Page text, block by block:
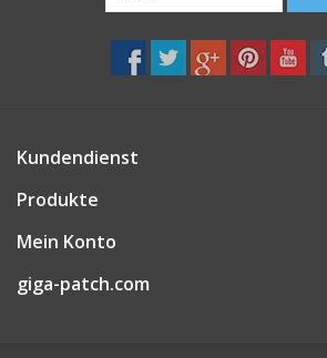
Kundendienst
Produkte
Mein Konto
giga-patch.com